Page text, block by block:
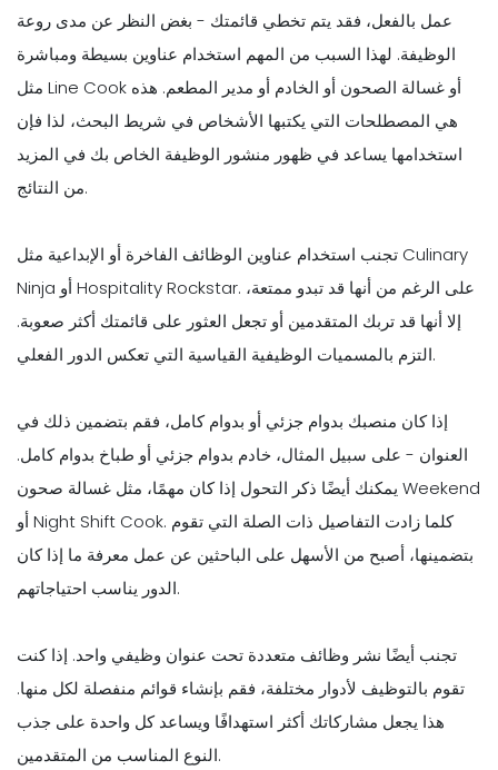
عمل بالفعل، فقد يتم تخطي قائمتك - بغض النظر عن مدى روعة
الوظيفة. لهذا السبب من المهم استخدام عناوين بسيطة ومباشرة
مثل Line Cook أو غسالة الصحون أو الخادم أو مدير المطعم. هذه
هي المصطلحات التي يكتبها الأشخاص في شريط البحث، لذا فإن
استخدامها يساعد في ظهور منشور الوظيفة الخاص بك في المزيد
من النتائج.
تجنب استخدام عناوين الوظائف الفاخرة أو الإبداعية مثل Culinary
Ninja أو Hospitality Rockstar. على الرغم من أنها قد تبدو ممتعة،
إلا أنها قد تربك المتقدمين أو تجعل العثور على قائمتك أكثر صعوبة.
التزم بالمسميات الوظيفية القياسية التي تعكس الدور الفعلي.
إذا كان منصبك بدوام جزئي أو بدوام كامل، فقم بتضمين ذلك في
العنوان - على سبيل المثال، خادم بدوام جزئي أو طباخ بدوام كامل.
يمكنك أيضًا ذكر التحول إذا كان مهمًا، مثل غسالة صحون Weekend
أو Night Shift Cook. كلما زادت التفاصيل ذات الصلة التي تقوم
بتضمينها، أصبح من الأسهل على الباحثين عن عمل معرفة ما إذا كان
الدور يناسب احتياجاتهم.
تجنب أيضًا نشر وظائف متعددة تحت عنوان وظيفي واحد. إذا كنت
تقوم بالتوظيف لأدوار مختلفة، فقم بإنشاء قوائم منفصلة لكل منها.
هذا يجعل مشاركاتك أكثر استهدافًا ويساعد كل واحدة على جذب
النوع المناسب من المتقدمين.